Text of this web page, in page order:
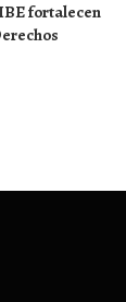
fortalecen